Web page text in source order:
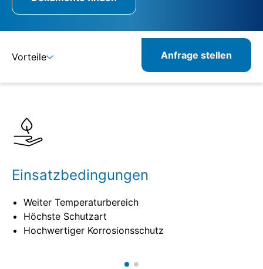
Vorteile
Verwandte Produkte
Anfrage stellen
Einsatzbedingungen
Weiter Temperaturbereich
Höchste Schutzart
Hochwertiger Korrosionsschutz